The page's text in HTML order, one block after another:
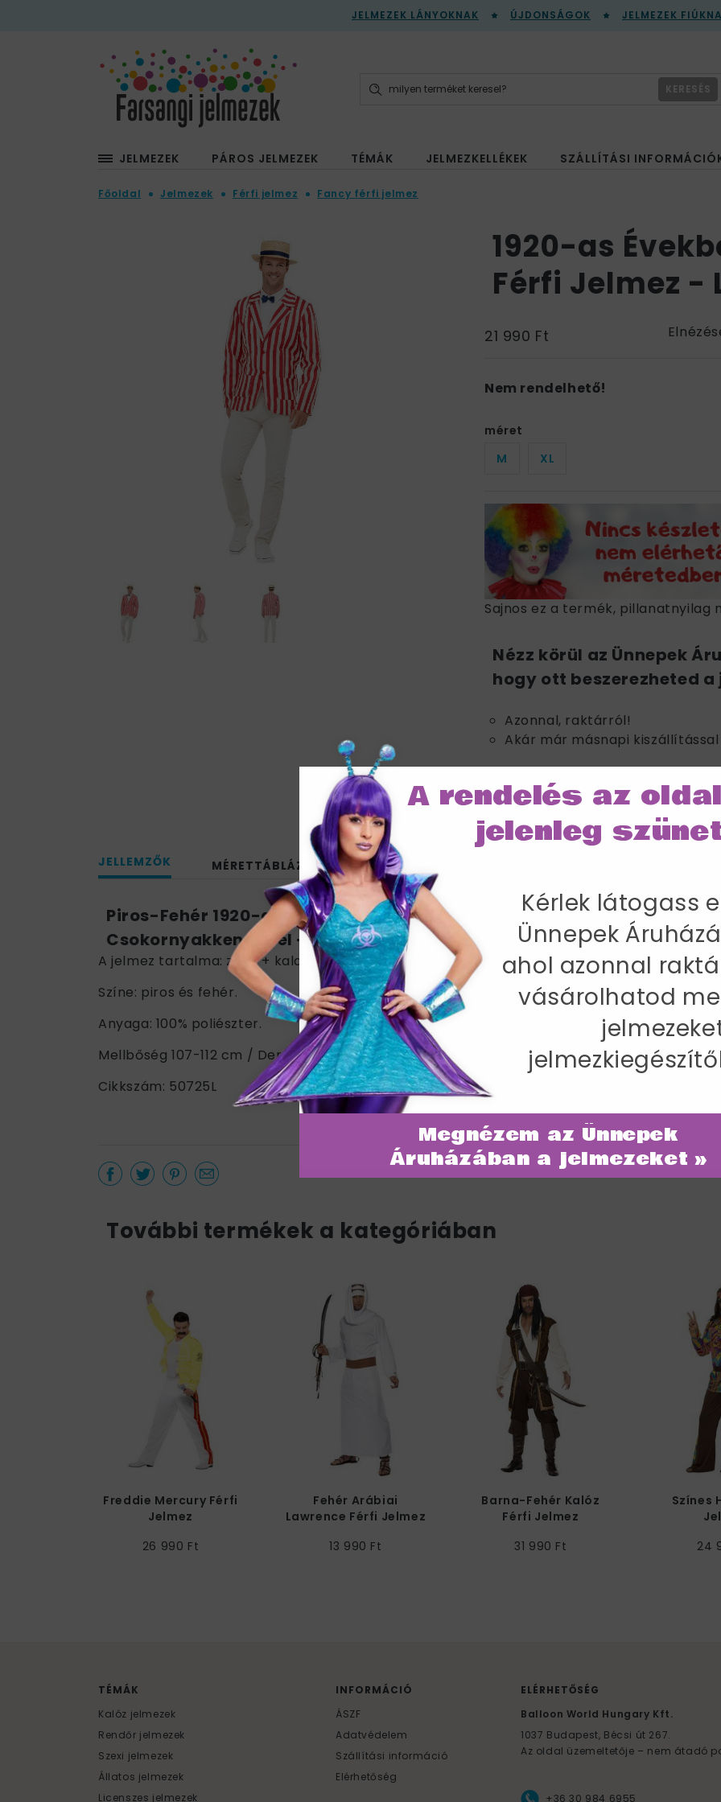
JELMEZEK LÁNYOKNAK ÚJDONSÁGOK JELMEZEK
KERESÉS
JELMEZEK PÁROS JELMEZEK TÉMÁK JELMEZKELLÉKEK SZÁLLÍTÁSI
Főoldal Jelmezek Férfi jelmez Fancy férfi jelmez
1920-as
Férfi Jelmez -
21 990 Ft
Nem rendelhető!
méret
M
XL
Sajnos ez a termék, pillanatnyilag
Nézz körül az Ünnepek
hogy ott beszerezheted a
Azonnal, raktárról!
Akár már másnapi kiszállítással
IRÁNY AZ
JELLEMZŐK MÉRETTÁBLÁZAT SZÁLLÍTÁS
Piros-Fehér 1920-as Évekbeli Fodrászat Jelmez Férfiaknak Zakóval,
Csokornyakkendővel - L
A jelmez tartalma: zakó + kalap + csokornyakkendő.
Színe: piros és fehér.
Anyaga: 100% poliészter.
Mellbőség 107-112 cm / Derékbőség 91-97 cm / Belső lábhossz 84 cm
Cikkszám: 50725L
További termékek a kategóriában
Freddie Mercury Férfi
Jelmez
26 990 Ft
Fehér Arábiai
Lawrence Férfi Jelmez
13 990 Ft
Barna-Fehér Kalóz
Férfi Jelmez
31 990 Ft
Színes
24
TÉMÁK
Kalóz jelmezek
Rendőr jelmezek
Szexi jelmezek
Állatos jelmezek
Licenszes jelmezek
INFORMÁCIÓ
ÁSZF
Adatvédelem
Szállítási információ
Elérhetőség
ELÉRHETŐSÉG
Balloon World Hungary Kft.
1037 Budapest, Bécsi út 267.
Az oldal üzemeltetője – nem átadó
+36 30 984 6955
Megnézem az Ünnepek
Áruházában a jelmezeket »
Kérlek látogass
Ünnepek
ahol azonnal
vásárolhatod
A rendelés az
jelenleg